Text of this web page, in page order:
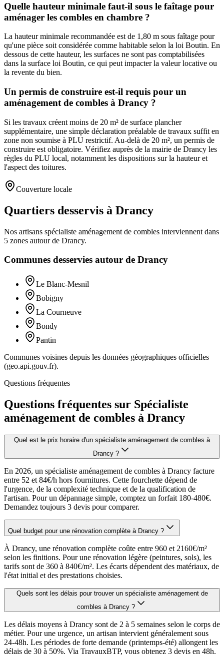
Quelle hauteur minimale faut-il sous le faîtage pour
aménager les combles en chambre ?
La hauteur minimale recommandée est de 1,80 m sous faîtage pour
qu'une pièce soit considérée comme habitable selon la loi Boutin. En
dessous de cette hauteur, les surfaces ne sont pas comptabilisées
dans la surface loi Boutin, ce qui peut impacter la valeur locative ou
la revente du bien.
Un permis de construire est-il requis pour un
aménagement de combles à Drancy ?
Si les travaux créent moins de 20 m² de surface plancher
supplémentaire, une simple déclaration préalable de travaux suffit en
zone non soumise à PLU restrictif. Au-delà de 20 m², un permis de
construire est obligatoire. Vérifiez auprès de la mairie de Drancy les
règles du PLU local, notamment les dispositions sur la hauteur et
l'aspect des toitures.
Couverture locale
Quartiers desservis à Drancy
Nos artisans spécialiste aménagement de combles interviennent dans
5 zones autour de Drancy.
Communes desservies autour de Drancy
Le Blanc-Mesnil
Bobigny
La Courneuve
Bondy
Pantin
Communes voisines depuis les données géographiques officielles
(geo.api.gouv.fr).
Questions fréquentes
Questions fréquentes sur Spécialiste
aménagement de combles à Drancy
Quel est le prix horaire d'un spécialiste aménagement de combles à
Drancy ?
En 2026, un spécialiste aménagement de combles à Drancy facture
entre 52 et 84€/h hors fournitures. Cette fourchette dépend de
l'urgence, de la complexité technique et de la qualification de
l'artisan. Pour un dépannage simple, comptez un forfait 180-480€.
Demandez toujours 3 devis pour comparer.
Quel budget pour une rénovation complète à Drancy ?
À Drancy, une rénovation complète coûte entre 960 et 2160€/m²
selon les finitions. Pour une rénovation légère (peintures, sols), les
tarifs sont de 360 à 840€/m². Les écarts dépendent des matériaux, de
l'état initial et des prestations choisies.
Quels sont les délais pour trouver un spécialiste aménagement de
combles à Drancy ?
Les délais moyens à Drancy sont de 2 à 5 semaines selon le corps de
métier. Pour une urgence, un artisan intervient généralement sous
24-48h. Les périodes de forte demande (printemps-été) allongent les
délais de 30 à 50%. Via TravauxBTP, vous obtenez 3 devis en 48h.